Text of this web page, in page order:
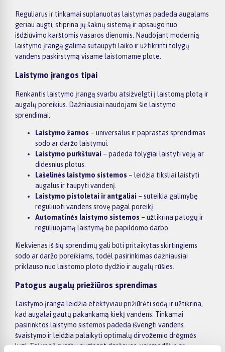
Reguliarus ir tinkamai suplanuotas laistymas padeda augalams
geriau augti, stiprina jų šaknų sistemą ir apsaugo nuo
išdžiūvimo karštomis vasaros dienomis. Naudojant modernią
laistymo įrangą galima sutaupyti laiko ir užtikrinti tolygų
vandens paskirstymą visame laistomame plote.
Laistymo įrangos tipai
Renkantis laistymo įrangą svarbu atsižvelgti į laistomą plotą ir
augalų poreikius. Dažniausiai naudojami šie laistymo
sprendimai:
Laistymo žarnos – universalus ir paprastas sprendimas
sodo ar daržo laistymui.
Laistymo purkštuvai – padeda tolygiai laistyti veją ar
didesnius plotus.
Lašelinės laistymo sistemos – leidžia tiksliai laistyti
augalus ir taupyti vandenį.
Laistymo pistoletai ir antgaliai – suteikia galimybę
reguliuoti vandens srovę pagal poreikį.
Automatinės laistymo sistemos – užtikrina patogų ir
reguliuojamą laistymą be papildomo darbo.
Kiekvienas iš šių sprendimų gali būti pritaikytas skirtingiems
sodo ar daržo poreikiams, todėl pasirinkimas dažniausiai
priklauso nuo laistomo ploto dydžio ir augalų rūšies.
Patogus augalų priežiūros sprendimas
Laistymo įranga leidžia efektyviau prižiūrėti sodą ir užtikrina,
kad augalai gautų pakankamą kiekį vandens. Tinkamai
pasirinktos laistymo sistemos padeda išvengti vandens
švaistymo ir leidžia palaikyti optimalų dirvožemio drėgmės
lygį. Tai ypač svarbu auginant daržoves, vaismedžius ar